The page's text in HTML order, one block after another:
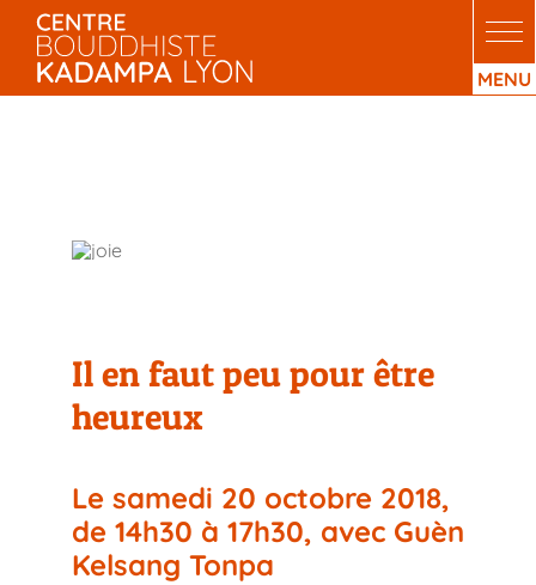
Passer
contenu
Il en faut peu pour être
heureux
Le samedi 20 octobre 2018,
de 14h30 à 17h30, avec Guèn
Kelsang Tonpa